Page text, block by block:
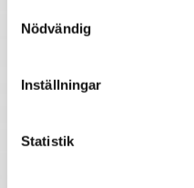
Nödvändig
Inställningar
StatistikCONTACT PERSON